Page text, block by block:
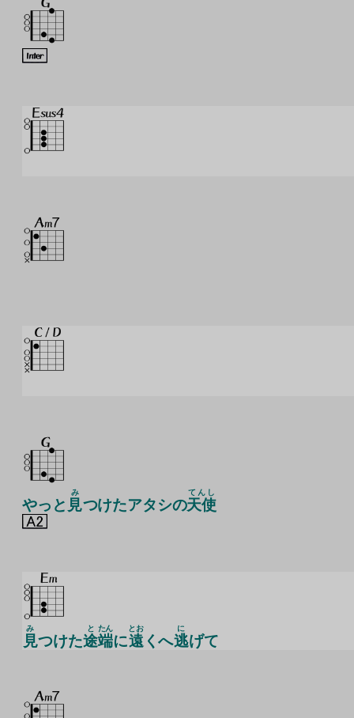
やっと 見
み
つけたアタシの天使
てんし
見
み
つけた途
と
端
たん
に遠
とお
くへ逃
に
げて